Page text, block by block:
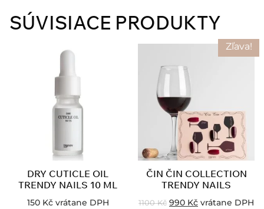
SÚVISIACE PRODUKTY
DRY CUTICLE OIL
TRENDY NAILS 10 ML
150 Kč vrátane DPH
Zľava!
ČIN ČIN COLLECTION
TRENDY NAILS
1100Kč 990 Kč vrátane DPH